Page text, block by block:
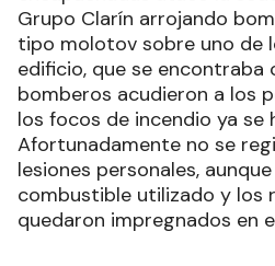
Grupo Clarín arrojando
tipo molotov sobre uno de
edificio, que se encontraba
bomberos acudieron a los
los focos de incendio ya se
Afortunadamente no se
lesiones personales,
combustible utilizado y los
quedaron impregnados en